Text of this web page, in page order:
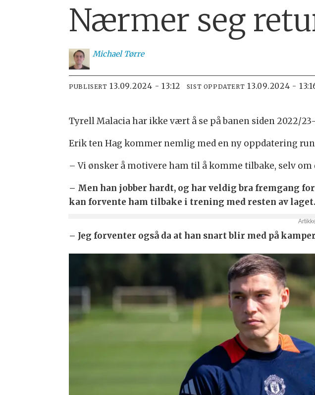
Nærmer seg
Michael Tørre
PUBLISERT 13.09.2024 - 13:12 SIST OPPDATERT 13.09.2024 -
Tyrell Malacia har ikke vært å se på banen siden 2022/
Erik ten Hag kommer nemlig med en ny oppdatering
– Vi ønsker å motivere ham til å komme tilbake, selv
– Men han jobber hardt, og har veldig bra fremgang
kan forvente ham tilbake i trening med resten av laget.
– Jeg forventer også da at han snart blir med på